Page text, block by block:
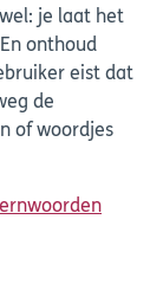
je laat het
onthoud
eist dat
de
of woordjes